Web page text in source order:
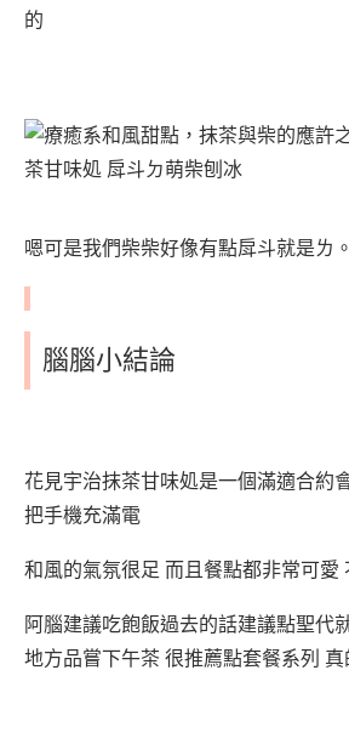
的
嗯可是我們柴柴好像有點戽斗就是ㄌ。
腦腦小結論
花見宇治抹茶甘味処是一個滿適合約
把手機充滿電
和風的氣氛很足 而且餐點都非常可愛
阿腦建議吃飽飯過去的話建議點聖代
地方品嘗下午茶 很推薦點套餐系列